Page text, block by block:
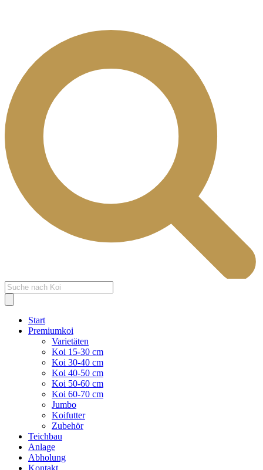
Products
search
Start
Premiumkoi
Varietäten
Koi 15-30 cm
Koi 30-40 cm
Koi 40-50 cm
Koi 50-60 cm
Koi 60-70 cm
Jumbo
Koifutter
Zubehör
Teichbau
Anlage
Abholung
Kontakt